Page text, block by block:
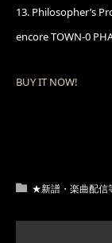
13. Philosopher’s
encore TOWN-0
BUY IT NOW!
★新譜・楽曲配信